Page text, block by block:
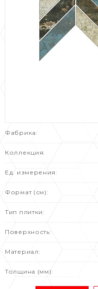
Фабрика:
Коллекция:
Ед. измерения:
Формат (см):
Тип плитки:
Поверхность:
Материал:
Толщина (мм):